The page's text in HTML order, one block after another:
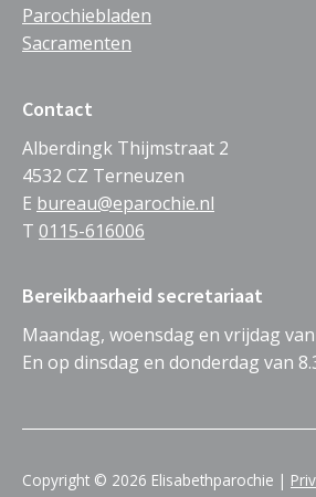
Parochiebladen
Sacramenten
Contact
Alberdingk Thijmstraat 2
4532 CZ Terneuzen
E bureau@eparochie.nl
T 0115-616006
Bereikbaarheid secretariaat
Maandag, woensdag en vrijdag
En op dinsdag en donderdag van
Copyright © 2026 Elisabethparochie |